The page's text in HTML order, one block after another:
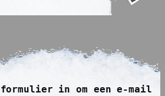
in om een e-mail